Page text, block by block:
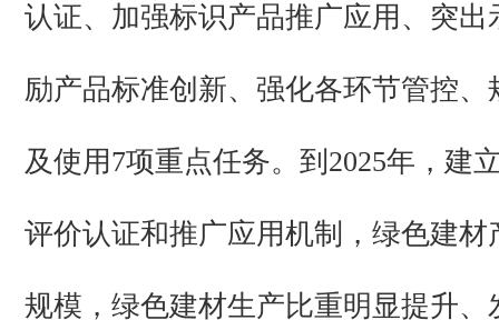
认证、加强标识产品推广应用、突出
励产品标准创新、强化各环节管控、
及使用7项重点任务。到2025年，建
评价认证和推广应用机制，绿色建材
规模，绿色建材生产比重明显提升、